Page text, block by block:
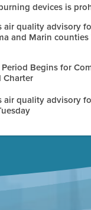
devices is
air quality advisory
and Marin
Begins for
Charter
air quality advisory